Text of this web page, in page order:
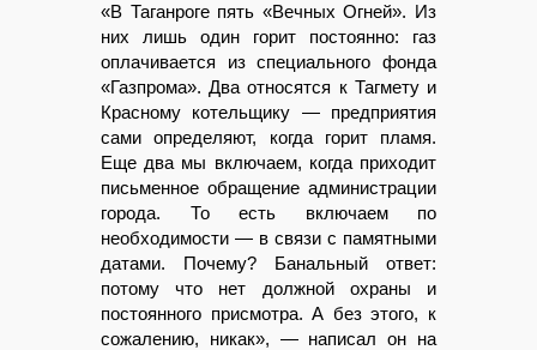
«В Таганроге пять «Вечных Огней». Из
них лишь один горит постоянно: газ
оплачивается из специального фонда
«Газпрома». Два относятся к Тагмету и
Красному котельщику — предприятия
сами определяют, когда горит пламя.
Еще два мы включаем, когда приходит
письменное обращение администрации
города. То есть включаем по
необходимости — в связи с памятными
датами. Почему? Банальный ответ:
потому что нет должной охраны и
постоянного присмотра. А без этого, к
сожалению, никак», — написал он на